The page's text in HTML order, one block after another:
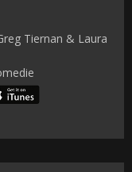
Tiernan & Laura